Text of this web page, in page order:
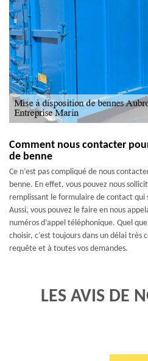
Comment nous contacter
de benne
Ce n’est pas compliqué de nous
benne. En effet, vous pouvez nous
remplissant le formulaire de contact qui
Aussi, vous pouvez le faire en nous
numéros d’appel téléphonique. Quel
choisir, c’est toujours dans un délai très
requête et à toutes vos demandes.
LES AVIS DE